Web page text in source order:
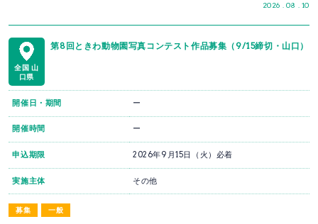
2026 . 08 . 10
全国 山
口県
第8回ときわ動物園写真コンテスト作品募集（9/15締切・山口）
募集 一般
開催日・期間 ー
開催時間 ー
申込期限 2026年9月15日（火）必着
実施主体 その他